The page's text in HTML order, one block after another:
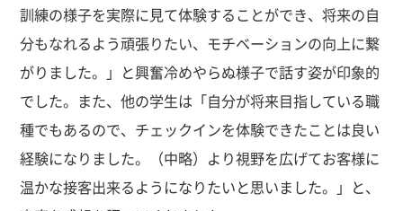
訓練の様子を実際に見て体験することができ、将来の自
分もなれるよう頑張りたい、モチベーションの向上に繋
がりました。」と興奮冷めやらぬ様子で話す姿が印象的
でした。また、他の学生は「自分が将来目指している職
種でもあるので、チェックインを体験できたことは良い
経験になりました。（中略）より視野を広げてお客様に
温かな接客出来るようになりたいと思いました。」と、